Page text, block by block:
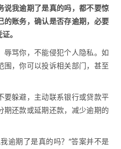
说我逾期了是真的吗，都不要惊
的账务，确认是否存逾期，必要
。
辱骂你，不能侵犯个人隐私。如
围，你可以投诉相关部门，甚至
要躲避，主动联系银行或贷款平
期还款或延期还款，减少逾期的
逾期了是真的吗？”答案并不是